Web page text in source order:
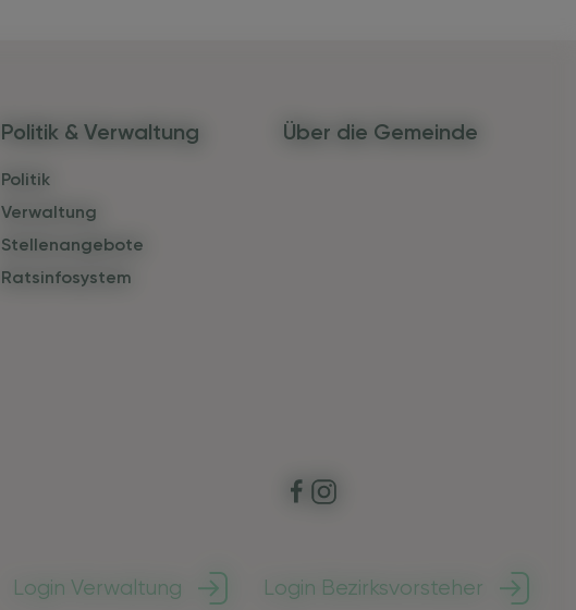
Politik & Verwaltung
Politik
Verwaltung
Stellenangebote
Ratsinfosystem
Über die Gemeinde
Login Verwaltung Login Bezirksvorsteher